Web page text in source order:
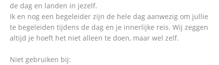
de dag en landen in jezelf.
Ik en nog een begeleider zijn de hele dag aanwezig om jullie
te begeleiden tijdens de dag en je innerlijke reis. Wij zeggen
altijd je hoeft het niet alleen te doen, maar wel zelf.
Niet gebruiken bij: